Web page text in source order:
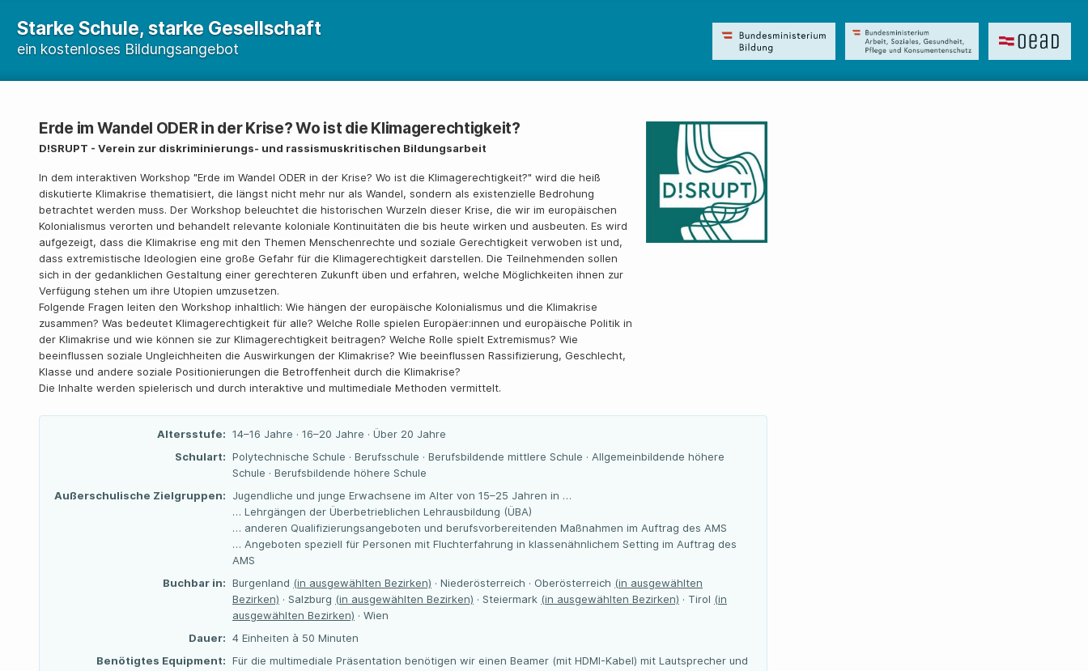
Starke Schule, starke Gesellschaft
ein kostenloses Bildungsangebot
Erde im Wandel ODER in der Krise? Wo ist die Klimagerechtigkeit?
D!SRUPT - Verein zur diskriminierungs- und rassismuskritischen Bildungsarbeit
In dem interaktiven Workshop "Erde im Wandel ODER in der Krise? Wo ist die Klimagerechtigkeit?" wird die heiß
diskutierte Klimakrise thematisiert, die längst nicht mehr nur als Wandel, sondern als existenzielle Bedrohung
betrachtet werden muss. Der Workshop beleuchtet die historischen Wurzeln dieser Krise, die wir im europäischen
Kolonialismus verorten und behandelt relevante koloniale Kontinuitäten die bis heute wirken und ausbeuten. Es wird
aufgezeigt, dass die Klimakrise eng mit den Themen Menschenrechte und soziale Gerechtigkeit verwoben ist und,
dass extremistische Ideologien eine große Gefahr für die Klimagerechtigkeit darstellen. Die Teilnehmenden sollen
sich in der gedanklichen Gestaltung einer gerechteren Zukunft üben und erfahren, welche Möglichkeiten ihnen zur
Verfügung stehen um ihre Utopien umzusetzen.
Folgende Fragen leiten den Workshop inhaltlich: Wie hängen der europäische Kolonialismus und die Klimakrise
zusammen? Was bedeutet Klimagerechtigkeit für alle? Welche Rolle spielen Europäer:innen und europäische Politik in
der Klimakrise und wie können sie zur Klimagerechtigkeit beitragen? Welche Rolle spielt Extremismus? Wie
beeinflussen soziale Ungleichheiten die Auswirkungen der Klimakrise? Wie beeinflussen Rassifizierung, Geschlecht,
Klasse und andere soziale Positionierungen die Betroffenheit durch die Klimakrise?
Die Inhalte werden spielerisch und durch interaktive und multimediale Methoden vermittelt.
Altersstufe: 14–16 Jahre · 16–20 Jahre · Über 20 Jahre
Schulart: Polytechnische Schule · Berufsschule · Berufsbildende mittlere Schule · Allgemeinbildende höhere
Schule · Berufsbildende höhere Schule
Außerschulische Zielgruppen:
Jugendliche und junge Erwachsene im Alter von 15–25 Jahren in …
… Lehrgängen der Überbetrieblichen Lehrausbildung (ÜBA)
… anderen Qualifizierungsangeboten und berufsvorbereitenden Maßnahmen im Auftrag des AMS
… Angeboten speziell für Personen mit Fluchterfahrung in klassenähnlichem Setting im Auftrag des
AMS
Buchbar in: Burgenland (in ausgewählten Bezirken) · Niederösterreich · Oberösterreich (in ausgewählten
Bezirken) · Salzburg (in ausgewählten Bezirken) · Steiermark (in ausgewählten Bezirken) · Tirol (in
ausgewählten Bezirken) · Wien
Dauer: 4 Einheiten à 50 Minuten
Benötigtes Equipment: Für die multimediale Präsentation benötigen wir einen Beamer (mit HDMI-Kabel) mit Lautsprecher und